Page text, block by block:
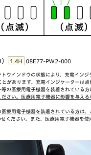
1.4H 08E77-PW2-000
ウインドウの状態により、充電インジ
あります。充電インジケーターは点
の医療用電子機器を装着されている
さい。医療用電子機器に影響を与える
療用電子機器を装着されている方は
ください。また、医療用電子機器を